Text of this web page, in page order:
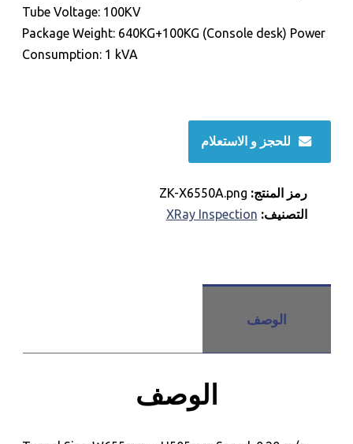
Tube Voltage: 100KV
Package Weight: 640KG+100KG (Console desk) Power
Consumption: 1 kVA
للحجز و الاستعلام
رمز المنتج: ZK-X6550A.png
التصنيف: XRay Inspection
الوصف
الوصف